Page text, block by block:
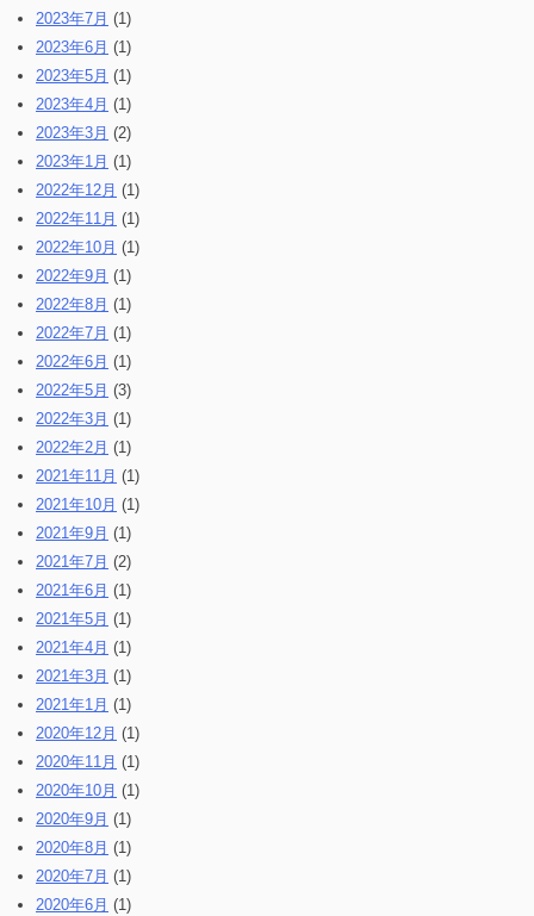
2023年7月 (1)
2023年6月 (1)
2023年5月 (1)
2023年4月 (1)
2023年3月 (2)
2023年1月 (1)
2022年12月 (1)
2022年11月 (1)
2022年10月 (1)
2022年9月 (1)
2022年8月 (1)
2022年7月 (1)
2022年6月 (1)
2022年5月 (3)
2022年3月 (1)
2022年2月 (1)
2021年11月 (1)
2021年10月 (1)
2021年9月 (1)
2021年7月 (2)
2021年6月 (1)
2021年5月 (1)
2021年4月 (1)
2021年3月 (1)
2021年1月 (1)
2020年12月 (1)
2020年11月 (1)
2020年10月 (1)
2020年9月 (1)
2020年8月 (1)
2020年7月 (1)
2020年6月 (1)